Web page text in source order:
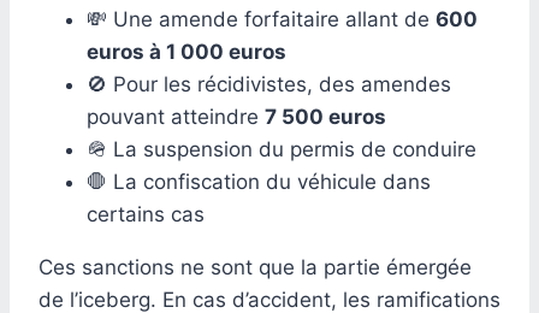
💸 Une amende forfaitaire allant de 600
euros à 1 000 euros
🚫 Pour les récidivistes, des amendes
pouvant atteindre 7 500 euros
🪖 La suspension du permis de conduire
🛑 La confiscation du véhicule dans
certains cas
Ces sanctions ne sont que la partie émergée
de l’iceberg. En cas d’accident, les ramifications